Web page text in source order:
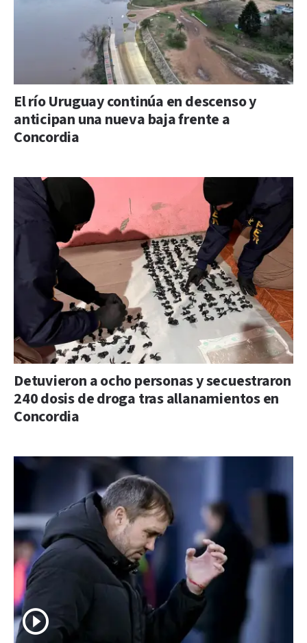
El río Uruguay continúa en descenso y
anticipan una nueva baja frente a
Concordia
Detuvieron a ocho personas y secuestraron
240 dosis de droga tras allanamientos en
Concordia